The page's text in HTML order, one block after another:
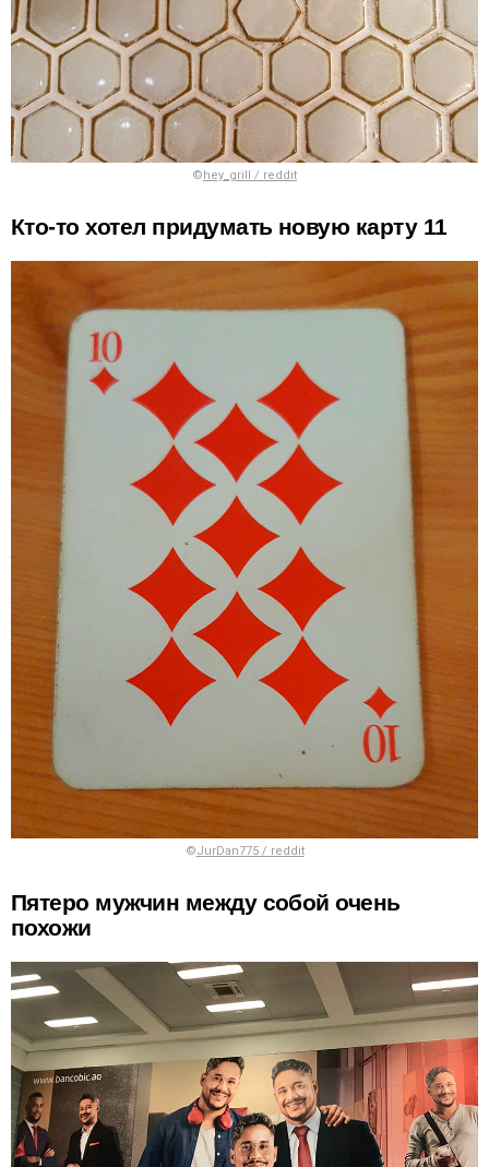
© hey_grill / reddit
Кто-то хотел придумать новую карту 11
©JurDan775 / reddit
Пятеро мужчин между собой очень
похожи